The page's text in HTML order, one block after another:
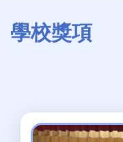
連
結
學校獎項